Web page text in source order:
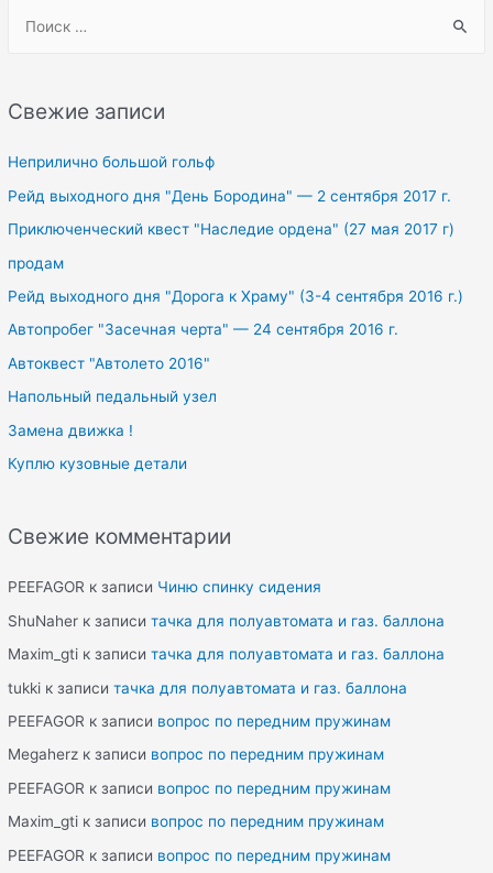
r
h
f
o
Свежие записи
Неприлично большой гольф
Рейд выходного дня "День Бородина" — 2 сентября 2017 г.
Приключенческий квест "Наследие ордена" (27 мая 2017 г)
продам
Рейд выходного дня "Дорога к Храму" (3-4 сентября 2016 г.)
Автопробег "Засечная черта" — 24 сентября 2016 г.
Автоквест "Автолето 2016"
Напольный педальный узел
Замена движка !
Куплю кузовные детали
Свежие комментарии
PEEFAGOR к записи Чиню спинку сидения
ShuNaher к записитачка для полуавтомата и газ. баллона
Maxim_gti к записитачка для полуавтомата и газ. баллона
tukki к записитачка для полуавтомата и газ. баллона
PEEFAGOR к записи вопрос по передним пружинам
Megaherz к записи вопрос по передним пружинам
PEEFAGOR к записи вопрос по передним пружинам
Maxim_gti к записи вопрос по передним пружинам
PEEFAGOR к записи вопрос по передним пружинам